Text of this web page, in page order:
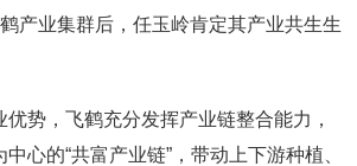
产业集群后，任玉岭肯定其产业共生生
势，飞鹤充分发挥产业链整合能力，
心的“共富产业链”，带动上下游种植、